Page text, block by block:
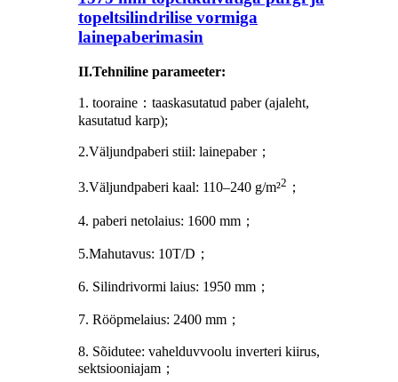
topeltsilindrilise vormiga
lainepaberimasin
II.Tehniline parameeter:
1. tooraine ： taaskasutatud paber (ajaleht,
kasutatud karp);
2.Väljundpaberi stiil: lainepaber；
3.Väljundpaberi kaal: 110–240 g/m²2 ；
4. paberi netolaius: 1600 mm ；
5.Mahutavus: 10T/D ；
6. Silindrivormi laius: 1950 mm ；
7. Rööpmelaius: 2400 mm ；
8. Sõidutee: vahelduvvoolu inverteri kiirus,
sektsiooniajam ；